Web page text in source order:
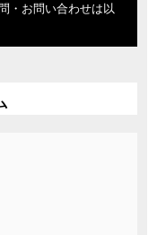
・お問い合わせは以